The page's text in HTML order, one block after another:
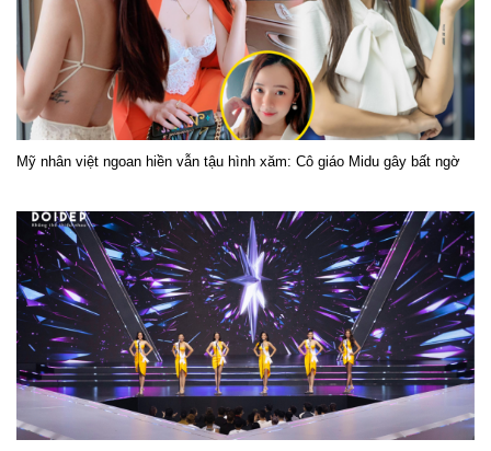
Mỹ nhân việt ngoan hiền vẫn tậu hình xăm: Cô giáo Midu gây bất ngờ